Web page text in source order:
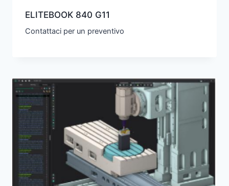
ELITEBOOK 840 G11
Contattaci per un preventivo